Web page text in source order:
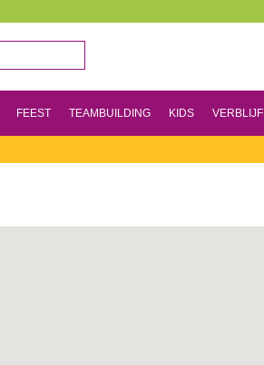
FEEST TEAMBUILDING KIDS VERBLIJF